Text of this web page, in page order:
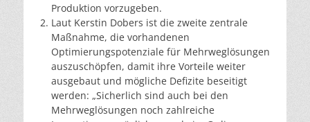
Produktion vorzugeben.
Laut Kerstin Dobers ist die zweite zentrale
Maßnahme, die vorhandenen
Optimierungspotenziale für Mehrweglösungen
auszuschöpfen, damit ihre Vorteile weiter
ausgebaut und mögliche Defizite beseitigt
werden: „Sicherlich sind auch bei den
Mehrweglösungen noch zahlreiche